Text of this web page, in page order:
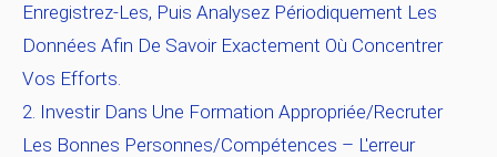
Enregistrez-Les, Puis Analysez Périodiquement Les
Données Afin De Savoir Exactement Où Concentrer
Vos Efforts.
Investir Dans Une Formation Appropriée/Recruter
Les Bonnes Personnes/compétences – L'erreur